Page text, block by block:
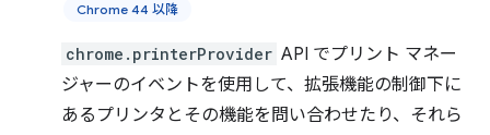
Chrome 44 以降
chrome.printerProvider API でプリント マネー
ジャーのイベントを使用して、拡張機能の制御下に
あるプリンタとその機能を問い合わせたり、それら